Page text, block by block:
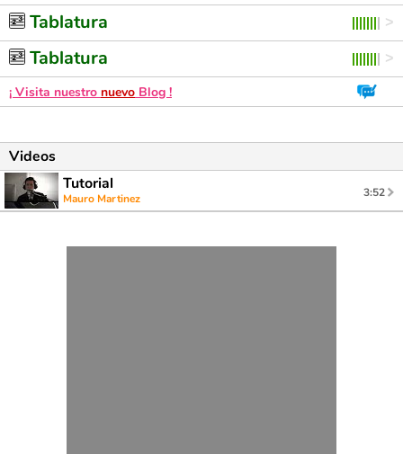
Tablatura
Tablatura
¡ Visita nuestro nuevo Blog !
Videos
Tutorial
Mauro Martinez 3:52